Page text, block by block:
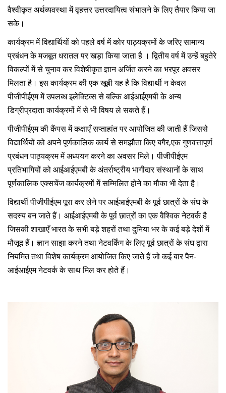
वैश्वीकृत अर्थव्यवस्था में वृहत्तर उत्तरदायित्व संभालने के लिए तैयार किया जा
सके।
कार्यक्रम में विद्यार्थियों को पहले वर्ष में कोर पाठ्यक्रमों के जरिए सामान्य
प्रबंधन के मजबूत धरातल पर खड़ा किया जाता है । द्वितीय वर्ष में उन्हें बहुतेरे
विकल्पों में से चुनाव कर विशेषीकृत ज्ञान अर्जित करने का भरपूर अवसर
मिलता है। इस कार्यक्रम की एक खूबी यह है कि विद्यार्थी न केवल
पीजीपीईएम में उपलब्ध इलेक्टिव्स से बल्कि आईआईएमबी के अन्य
डिग्रीप्रदाता कार्यक्रमों में से भी विषय ले सकते हैं।
पीजीपीईएम की कैंपस में कक्षाएँ सप्ताहांत पर आयोजित की जाती हैं जिससे
विद्यार्थियों को अपने पूर्णकालिक कार्य से समझौता किए बगैर,एक गुणवत्तापूर्ण
प्रबंधन पाठ्यक्रम में अध्ययन करने का अवसर मिले। पीजीपीईएम
प्रतिभागियों को आईआईएमबी के अंतर्राष्ट्रीय भागीदार संस्थानों के साथ
पूर्णकालिक एक्सचेंज कार्यक्रमों में सम्मिलित होने का मौका भी देता है।
विद्यार्थी पीजीपीईएम पूरा कर लेने पर आईआईएमबी के पूर्व छात्रों के संघ के
सदस्य बन जाते हैं। आईआईएमबी के पूर्व छात्रों का एक वैश्विक नेटवर्क है
जिसकी शाखाएँ भारत के सभी बड़े शहरों तथा दुनिया भर के कई बड़े देशों में
मौजूद हैं। ज्ञान साझा करने तथा नेटवर्किंग के लिए पूर्व छात्रों के संघ द्वारा
नियमित तथा विशेष कार्यक्रम आयोजित किए जाते हैं जो कई बार पैन-
आईआईएम नेटवर्क के साथ मिल कर होते हैं।